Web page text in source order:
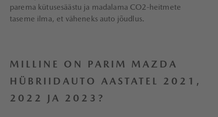
parema kütusesäästu ja madalama CO2-heitmete
taseme ilma, et väheneks auto jõudlus.
MILLINE ON PARIM MAZDA
HÜBRIIDAUTO AASTATEL 2021,
2022 JA 2023?